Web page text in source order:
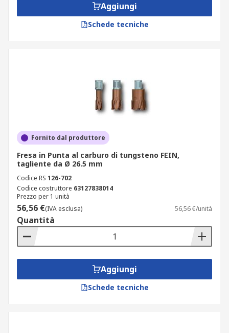
Aggiungi
Schede tecniche
Fornito dal produttore
Fresa in Punta al carburo di tungsteno FEIN,
tagliente da Ø 26.5 mm
Codice RS 126-702
Codice costruttore 63127838014
Prezzo per 1 unità
56,56 €(IVA esclusa) 56,56 €/unità
Quantità
Aggiungi
Schede tecniche